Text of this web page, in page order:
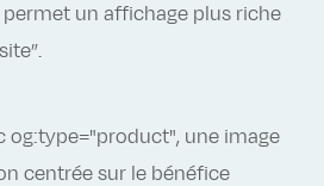
permet un affichage plus riche
og:type="product", une image
centrée sur le bénéfice